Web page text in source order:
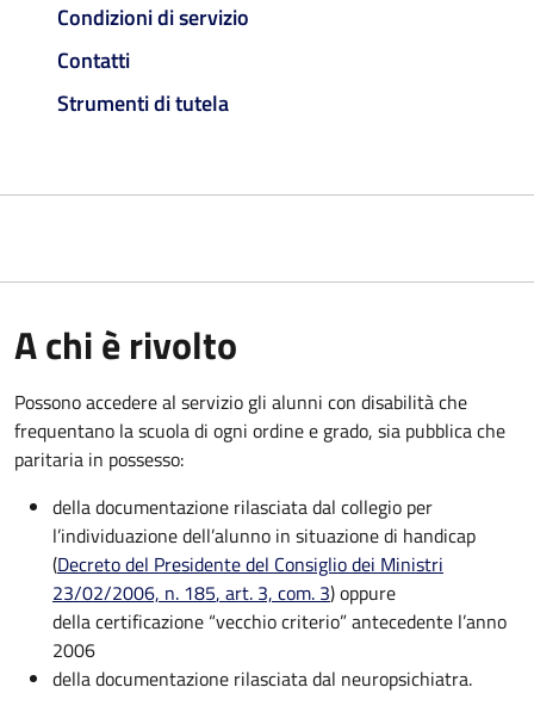
Condizioni di servizio
Contatti
Strumenti di tutela
A chi è rivolto
Possono accedere al servizio gli alunni con disabilità che
frequentano la scuola di ogni ordine e grado, sia pubblica che
paritaria in possesso:
della documentazione rilasciata dal collegio per
l’individuazione dell’alunno in situazione di handicap
(Decreto del Presidente del Consiglio dei Ministri
23/02/2006, n. 185, art. 3, com. 3) oppure
della certificazione “vecchio criterio” antecedente l’anno
2006
della documentazione rilasciata dal neuropsichiatra.